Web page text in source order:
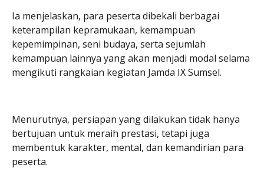
Ia menjelaskan, para peserta dibekali berbagai
keterampilan kepramukaan, kemampuan
kepemimpinan, seni budaya, serta sejumlah
kemampuan lainnya yang akan menjadi modal selama
mengikuti rangkaian kegiatan Jamda IX Sumsel.
Menurutnya, persiapan yang dilakukan tidak hanya
bertujuan untuk meraih prestasi, tetapi juga
membentuk karakter, mental, dan kemandirian para
peserta.